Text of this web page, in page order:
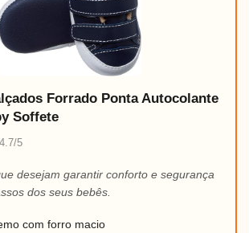
Forrado Ponta Autocolante
Soffete
4.7/5
desejam garantir conforto e segurança
dos seus bebês.
com forro macio